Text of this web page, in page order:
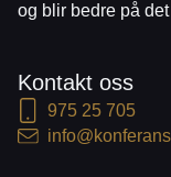
og blir bedre på
Kontakt oss
975 25 705